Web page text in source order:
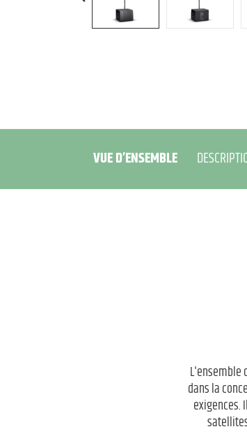
VUE D’ENSEMBLE
L'ensemble
dans la
exigences.